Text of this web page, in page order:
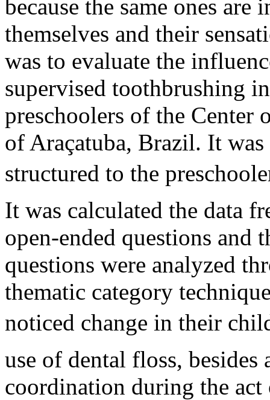
because the same ones
themselves and their
was to evaluate the
supervised toothbrushing
preschoolers of the
of Araçatuba, Brazil. It
structured to the
It was calculated the data
open-ended questions and
questions were analyzed
thematic category
noticed change in their
use of dental floss,
coordination during the